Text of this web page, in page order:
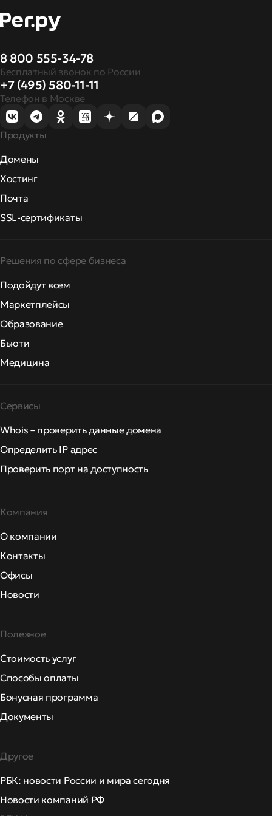
8 800 555-34-78
Бесплатный звонок по России
+7 (495) 580-11-11
Телефон в Москве
Продукты
Домены
Хостинг
Почта
SSL-сертификаты
Решения по сфере бизнеса
Подойдут всем
Маркетплейсы
Образование
Бьюти
Медицина
Сервисы
Whois – проверить данные домена
Определить IP адрес
Проверить порт на доступность
Компания
О компании
Контакты
Офисы
Новости
Полезное
Стоимость услуг
Способы оплаты
Бонусная программа
Документы
Другое
РБК: новости России и мира сегодня
Новости компаний РФ